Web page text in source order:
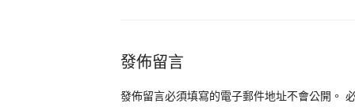
發佈留言
發佈留言必須填寫的電子郵件地址不會公開。